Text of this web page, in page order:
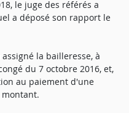
le juge des référés a
a déposé son rapport le
la bailleresse, à
du 7 octobre 2016, et,
au paiement d'une